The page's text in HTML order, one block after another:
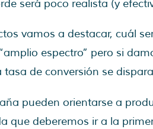
será poco realista (y
vamos a destacar, cuál
espectro” pero si
de conversión se
pueden orientarse a
que deberemos ir a la